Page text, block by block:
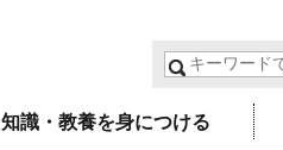
知識・教養を身につける